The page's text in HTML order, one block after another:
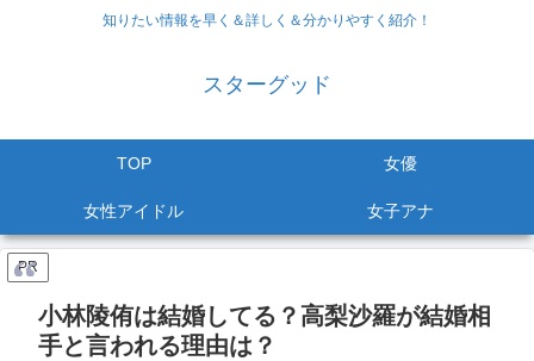
知りたい情報を早く＆詳しく＆分かりやすく紹介！
スターグッド
TOP 女優
女性アイドル 女子アナ
PR
小林陵侑は結婚してる？高梨沙羅が結婚相
手と言われる理由は？